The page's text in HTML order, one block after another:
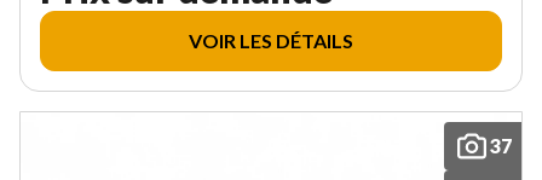
VOIR LES DÉTAILS
37